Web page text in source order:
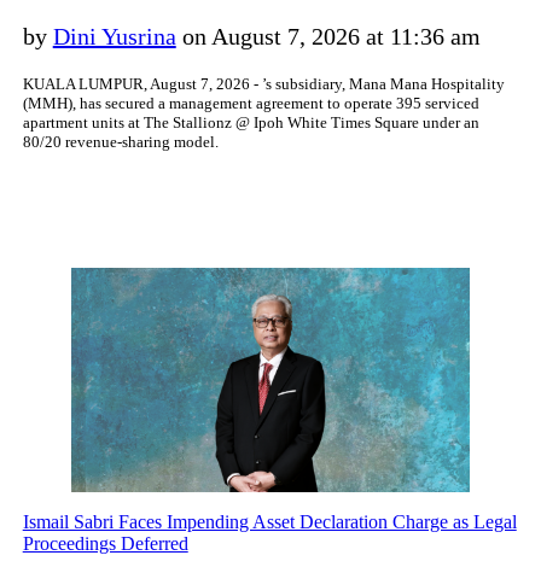
by Dini Yusrina on August 7, 2026 at 11:36 am
KUALA LUMPUR, August 7, 2026 - ’s subsidiary, Mana Mana Hospitality
(MMH), has secured a management agreement to operate 395 serviced
apartment units at The Stallionz @ Ipoh White Times Square under an
80/20 revenue-sharing model.
Ismail Sabri Faces Impending Asset Declaration Charge as Legal
Proceedings Deferred